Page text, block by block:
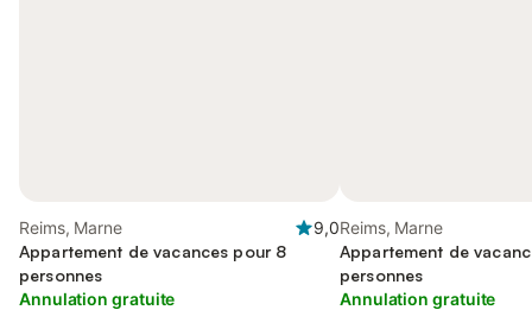
Reims, Marne
9,0
Appartement de vacances pour 8
personnes
Annulation gratuite
Reims, Marne
Appartement de
personnes
Annulation gratuite